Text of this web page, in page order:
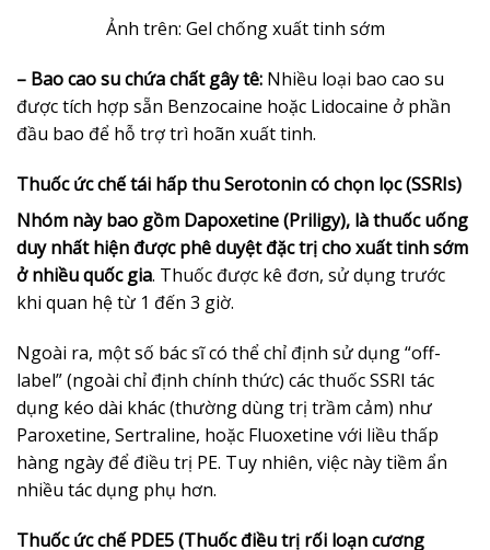
Ảnh trên: Gel chống xuất tinh sớm
– Bao cao su chứa chất gây tê: Nhiều loại bao cao su
được tích hợp sẵn Benzocaine hoặc Lidocaine ở phần
đầu bao để hỗ trợ trì hoãn xuất tinh.
Thuốc ức chế tái hấp thu Serotonin có chọn lọc (SSRIs)
Nhóm này bao gồm Dapoxetine (Priligy), là thuốc uống
duy nhất hiện được phê duyệt đặc trị cho xuất tinh sớm
ở nhiều quốc gia. Thuốc được kê đơn, sử dụng trước
khi quan hệ từ 1 đến 3 giờ.
Ngoài ra, một số bác sĩ có thể chỉ định sử dụng “off-
label” (ngoài chỉ định chính thức) các thuốc SSRI tác
dụng kéo dài khác (thường dùng trị trầm cảm) như
Paroxetine, Sertraline, hoặc Fluoxetine với liều thấp
hàng ngày để điều trị PE. Tuy nhiên, việc này tiềm ẩn
nhiều tác dụng phụ hơn.
Thuốc ức chế PDE5 (Thuốc điều trị rối loạn cương